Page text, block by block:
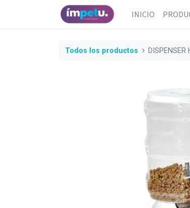
INICIO
Todos los productos